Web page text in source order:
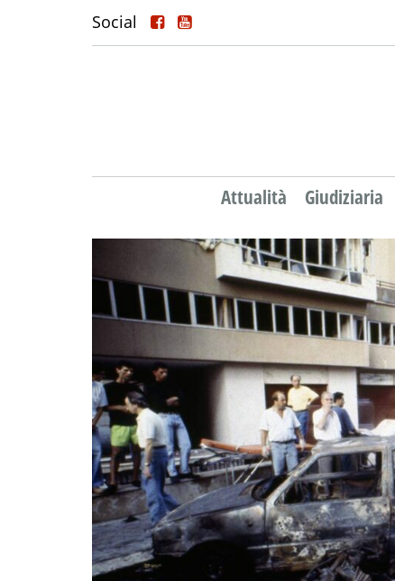
Social
Attualità Giudiziaria